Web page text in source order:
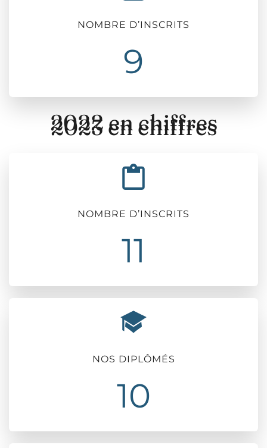
NOMBRE D’INSCRITS
9
2023 en chiffres
2022 en chiffres
NOMBRE D’INSCRITS
11
NOS DIPLÔMÉS
10